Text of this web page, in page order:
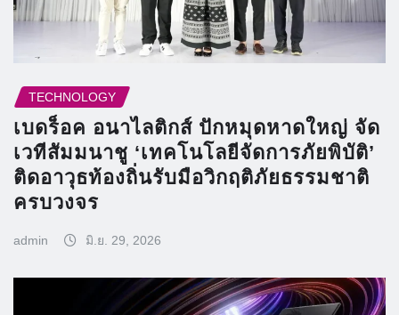
TECHNOLOGY
เบดร็อค อนาไลติกส์ ปักหมุดหาดใหญ่ จัด
เวทีสัมมนาชู ‘เทคโนโลยีจัดการภัยพิบัติ’
ติดอาวุธท้องถิ่นรับมือวิกฤติภัยธรรมชาติ
ครบวงจร
admin มิ.ย. 29, 2026